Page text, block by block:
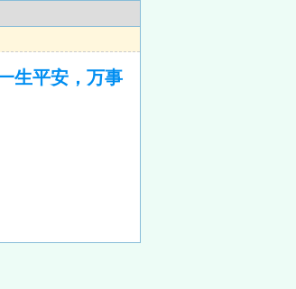
生平安，万事